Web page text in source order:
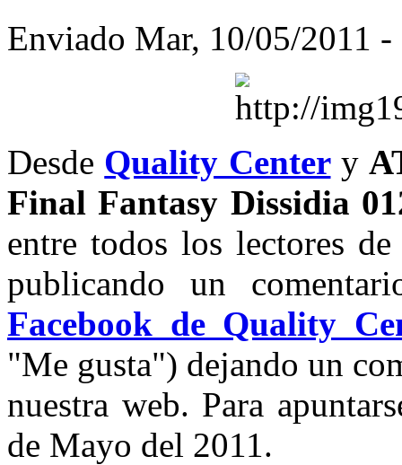
Enviado Mar, 10/05/2011
Desde Quality Centery
Final Fantasy Dissidia
entre todos los lectores
publicando un
Facebook de Quality
"Me gusta") dejando un
nuestra web. Para
de Mayo del 2011.